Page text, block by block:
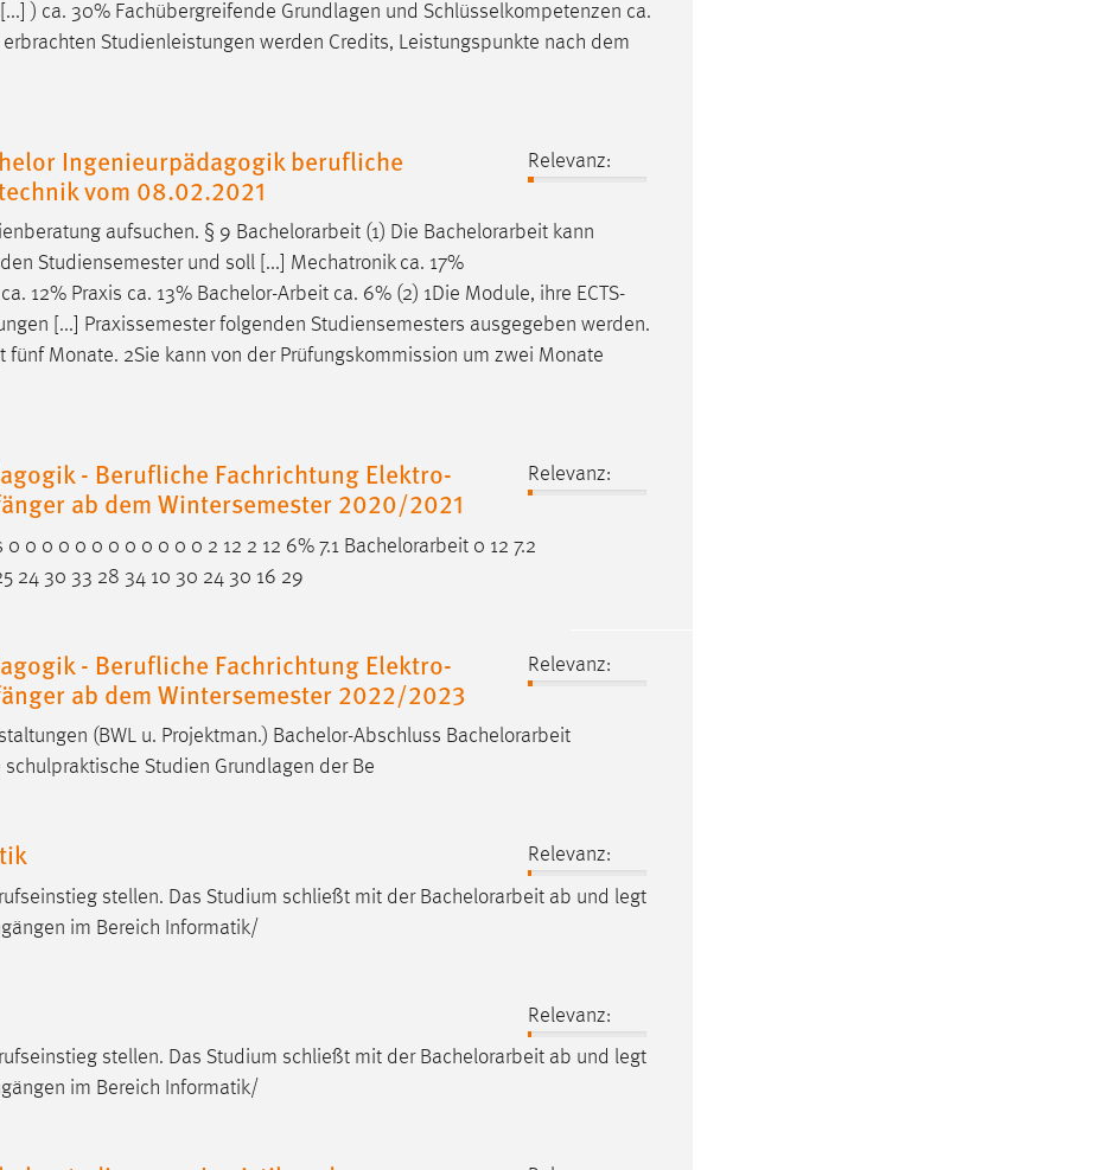
) ca. 30% Fachübergreifende Grundlagen und Schlüsselkompetenzen ca.
erbrachten Studienleistungen werden Credits, Leistungspunkte nach dem
Ingenieurpädagogik berufliche
vom 08.02.2021
Relevanz:
aufsuchen. § 9 Bachelorarbeit (1) Die Bachelorarbeit kann
Studiensemester und soll [...] Mechatronik ca. 17%
12% Praxis ca. 13% Bachelor-Arbeit ca. 6% (2) 1Die Module, ihre ECTS-
[...] Praxissemester folgenden Studiensemesters ausgegeben werden.
fünf Monate. 2Sie kann von der Prüfungskommission um zwei Monate
- Berufliche Fachrichtung Elektro-
ab dem Wintersemester 2020/2021
Relevanz:
0 0 0 0 0 0 0 0 0 0 0 0 2 12 2 12 6% 7.1 Bachelorarbeit 0 12 7.2
24 30 33 28 34 10 30 24 30 16 29
- Berufliche Fachrichtung Elektro-
ab dem Wintersemester 2022/2023
Relevanz:
(BWL u. Projektman.) Bachelor-Abschluss Bachelorarbeit
Studien Grundlagen der Be
Relevanz:
stellen. Das Studium schließt mit der Bachelorarbeit ab und legt
im Bereich Informatik/
Relevanz:
stellen. Das Studium schließt mit der Bachelorarbeit ab und legt
im Bereich Informatik/